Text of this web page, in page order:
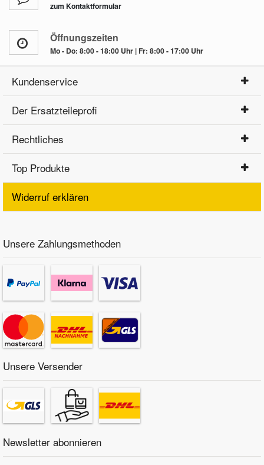
zum Kontaktformular
Öffnungszeiten
Mo - Do: 8:00 - 18:00 Uhr | Fr: 8:00 - 17:00 Uhr
Kundenservice
Der Ersatzteileprofi
Rechtliches
Top Produkte
Widerruf erklären
Unsere Zahlungsmethoden
Unsere Versender
Newsletter abonnieren